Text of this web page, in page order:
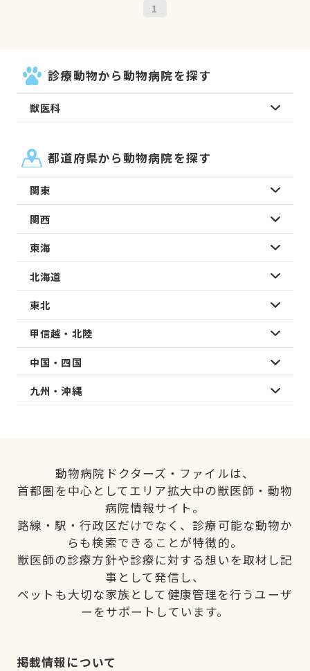
1
診療動物から動物病院を探す
獣医科
都道府県から動物病院を探す
関東
関西
東海
北海道
東北
甲信越・北陸
中国・四国
九州・沖縄
動物病院ドクターズ・ファイルは、
首都圏を中心としてエリア拡大中の獣医師・動物
病院情報サイト。
路線・駅・行政区だけでなく、診療可能な動物か
らも検索できることが特徴的。
獣医師の診療方針や診療に対する想いを取材し記
事として発信し、
ペットも大切な家族として健康管理を行うユーザ
ーをサポートしています。
掲載情報について